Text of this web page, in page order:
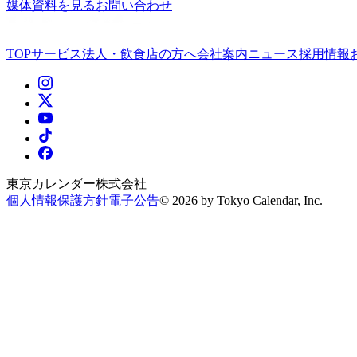
媒体資料を見るお問い合わせ
TOPサービス法人・飲食店の方へ会社案内ニュース採用情報
東京カレンダー株式会社
個人情報保護方針電子公告© 2026 by Tokyo Calendar, Inc.